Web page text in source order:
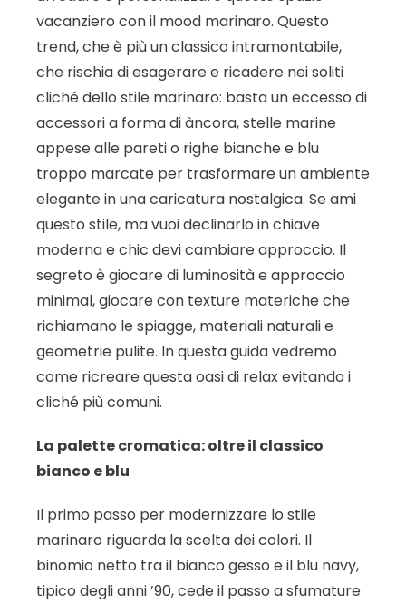
vacanziero con il mood marinaro. Questo
trend, che è più un classico intramontabile,
che rischia di esagerare e ricadere nei soliti
cliché dello stile marinaro: basta un eccesso di
accessori a forma di àncora, stelle marine
appese alle pareti o righe bianche e blu
troppo marcate per trasformare un ambiente
elegante in una caricatura nostalgica. Se ami
questo stile, ma vuoi declinarlo in chiave
moderna e chic devi cambiare approccio. Il
segreto è giocare di luminosità e approccio
minimal, giocare con texture materiche che
richiamano le spiagge, materiali naturali e
geometrie pulite. In questa guida vedremo
come ricreare questa oasi di relax evitando i
cliché più comuni.
La palette cromatica: oltre il classico
bianco e blu
Il primo passo per modernizzare lo stile
marinaro riguarda la scelta dei colori. Il
binomio netto tra il bianco gesso e il blu navy,
tipico degli anni ’90, cede il passo a sfumature